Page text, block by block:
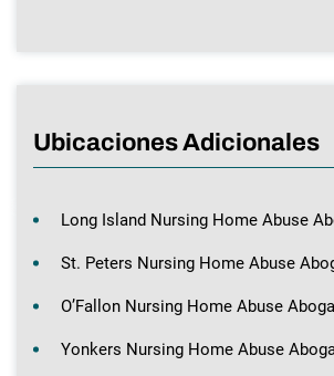
Ubicaciones Adicionales
Long Island Nursing Home Abuse
St. Peters Nursing Home Abuse
O’Fallon Nursing Home Abuse
Yonkers Nursing Home Abuse